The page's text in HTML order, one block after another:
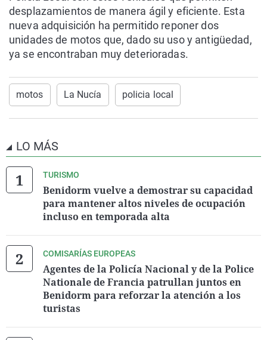
desplazamientos de manera ágil y eficiente. Esta
nueva adquisición ha permitido reponer dos
unidades de motos que, dado su uso y antigüedad,
ya se encontraban muy deterioradas.
motos La Nucía policia local
LO MÁS
TURISMO
Benidorm vuelve a demostrar su capacidad
para mantener altos niveles de ocupación
incluso en temporada alta
COMISARÍAS EUROPEAS
Agentes de la Policía Nacional y de la Police
Nationale de Francia patrullan juntos en
Benidorm para reforzar la atención a los
turistas